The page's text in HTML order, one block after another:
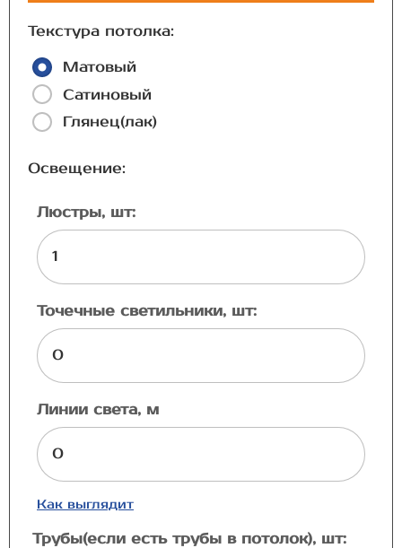
Текстура потолка:
Матовый
Сатиновый
Глянец(лак)
Освещение:
Люстры, шт:
Точечные светильники, шт:
Линии света, м
Как выглядит
Трубы(если есть трубы в потолок), шт: